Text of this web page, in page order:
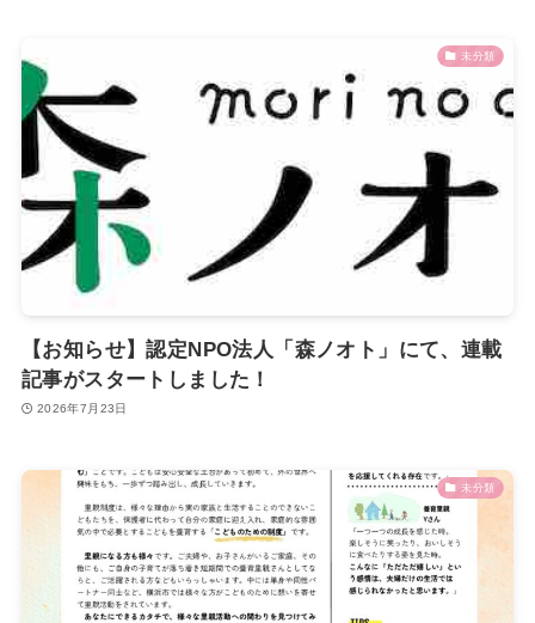
未分類
【お知らせ】認定NPO法人「森ノオト」にて、連載
記事がスタートしました！
2026年7月23日
未分類